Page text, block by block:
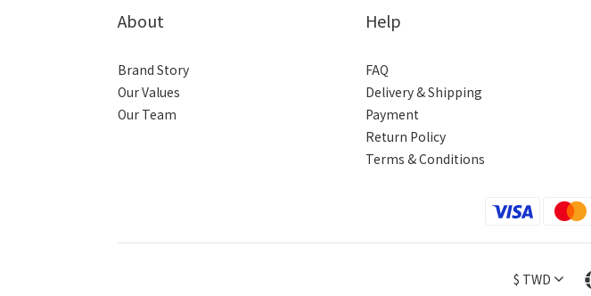
About
Brand Story
Our Values
Our Team
Help
FAQ
Delivery & Shipping
Payment
Return Policy
Terms & Conditions
$ TWD